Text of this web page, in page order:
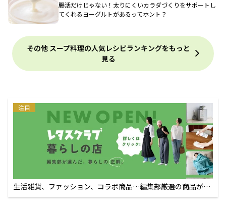
腸活だけじゃない！太りにくいカラダづくりをサポートし
てくれるヨーグルトがあるってホント？
その他 スープ料理の人気レシピランキングをもっと
見る
注目
生活雑貨、ファッション、コラボ商品…編集部厳選の商品が買
えるECサイト